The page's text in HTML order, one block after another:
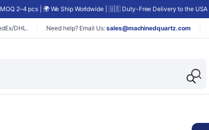
2–4 pcs | 🌍 We Ship Worldwide | 🇺🇸 Duty-Free Delivery to the USA
DHL. Need help? Email Us:sales@machinedquartz.com